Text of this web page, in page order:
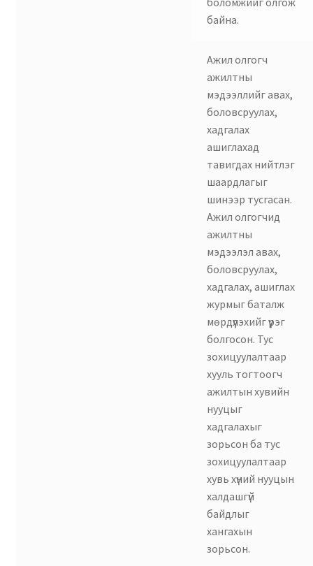
байна.
Ажил олгогч
ажилтны
мэдээллийг авах,
боловсруулах,
хадгалах
ашиглахад
тавигдах нийтлэг
шаардлагыг
шинээр тусгасан.
Ажил олгогчид
ажилтны
мэдээлэл авах,
боловсруулах,
хадгалах, ашиглах
журмыг баталж
мөрдүүлэхийг үүрэг
болгосон. Тус
зохицуулалтаар
хууль тогтоогч
ажилтын хувийн
нууцыг
хадгалахыг
зорьсон ба тус
зохицуулалтаар
хувь хүний нууцын
халдашгүй
байдлыг
хангахын
зорьсон.